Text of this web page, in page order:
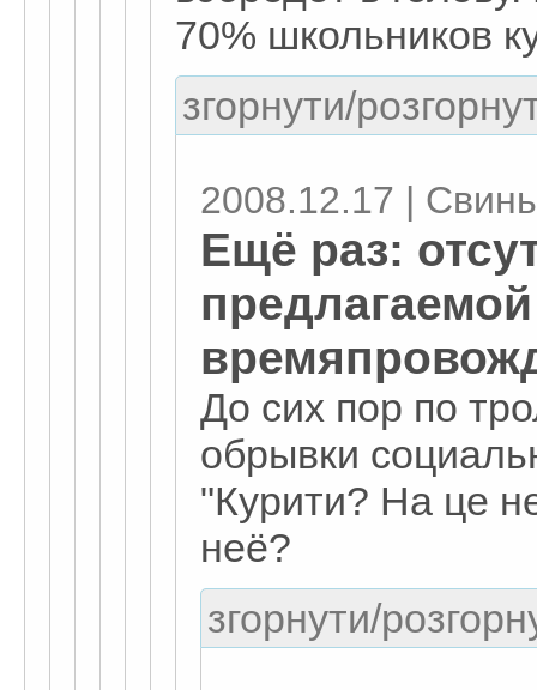
70% школьников
згорнути/
2008.12.17 |
Ещё раз:
До сих пор по
обрывки
"Курити? На це
неё?
згорнути/